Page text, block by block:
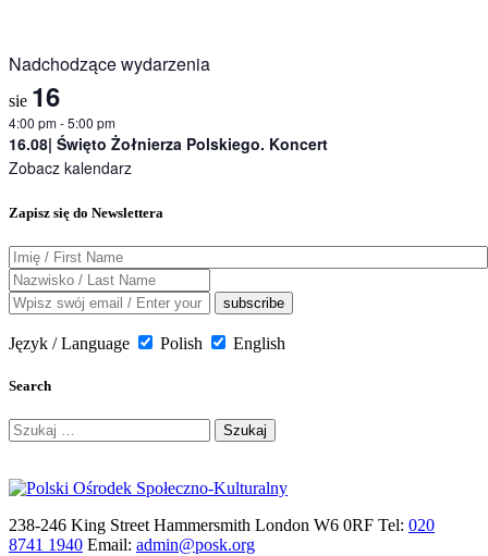
Nadchodzące wydarzenia
sie 16
4:00 pm-5:00 pm
16.08| Święto Żołnierza Polskiego. Koncert
Zobacz kalendarz
Zapisz się do Newslettera
Język / Language Polish English
Search
Szukaj:
238-246 King Street Hammersmith London W6 0RF Tel: 020
8741 1940 Email: admin@posk.org